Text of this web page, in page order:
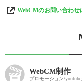
WebCMのお問い合わせ
WebCM制作
プロモーション/